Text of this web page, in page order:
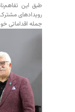
طبق این
جمله اقداماتی